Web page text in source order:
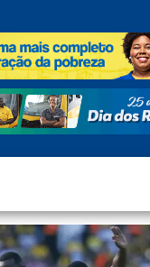
Magazine
do Rio
e
região!